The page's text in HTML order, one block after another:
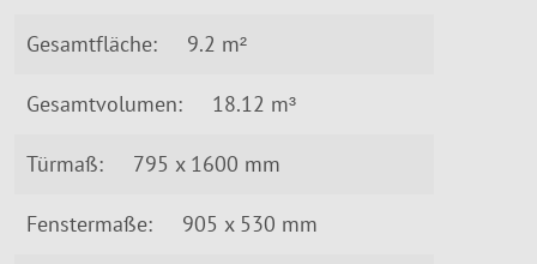
Gesamtfläche: 9.2 m²
Gesamtvolumen: 18.12 m³
Türmaß: 795 x 1600 mm
Fenstermaße: 905 x 530 mm